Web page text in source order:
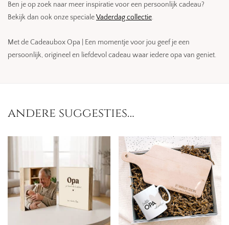
Ben je op zoek naar meer inspiratie voor een persoonlijk cadeau?
Bekijk dan ook onze specialeVaderdag collectie.
Met de Cadeaubox Opa | Een momentje voor jou geef je een
persoonlijk, origineel en liefdevol cadeau waar iedere opa van geniet.
andere suggesties…